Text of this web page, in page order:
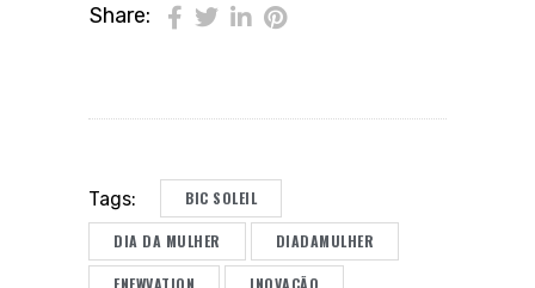
Share:
Tags: BIC SOLEIL
DIA DA MULHER DIADAMULHER
ENEWVATION INOVAÇÃO